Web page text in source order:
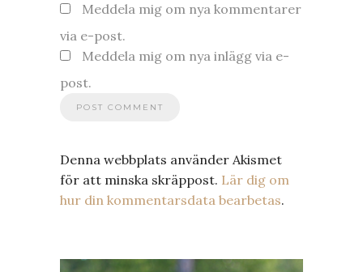
Meddela mig om nya kommentarer
via e-post.
Meddela mig om nya inlägg via e-
post.
Denna webbplats använder Akismet
för att minska skräppost. Lär dig om
hur din kommentarsdata bearbetas.